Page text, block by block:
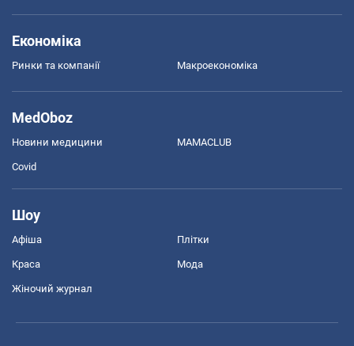
Економіка
Ринки та компанії Макроекономіка
MedOboz
Новини медицини MAMACLUB
Covid
Шоу
Афіша Плітки
Краса Мода
Жіночий журнал